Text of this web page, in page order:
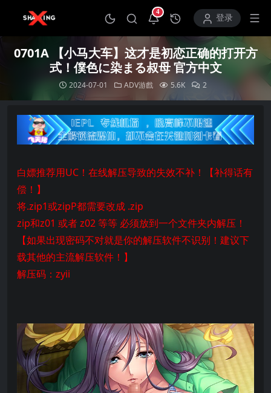
4
打开通知中心登录
0701A 【小马大车】这才是初恋正确的打开方
式！僕色に染まる叔母 官方中文
2024-07-01 ADV游戲 5.6K 2
白嫖推荐用UC！在线解压导致的失效不补！【补得话有
偿！】
将.zip1或zipP都需要改成 .zip
zip和z01 或者 z02 等等 必须放到一个文件夹内解压！
【如果出现密码不对就是你的解压软件不识别！建议下
载其他的主流解压软件！】
解压码：zyii